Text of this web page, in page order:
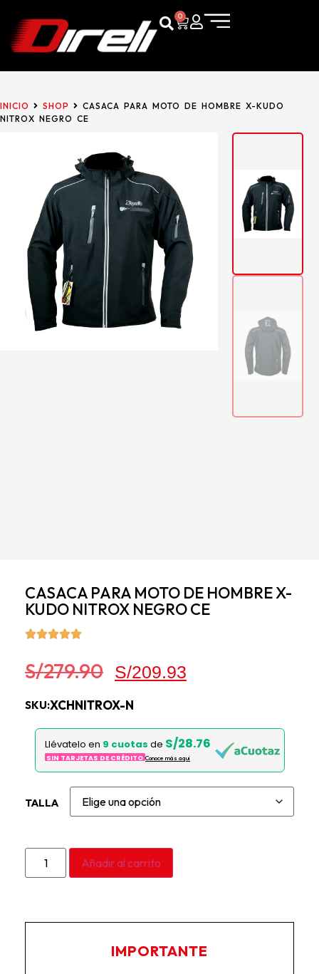
0
INICIO SHOP
CASACA PARA MOTO DE HOMBRE X-KUDO
NITROX NEGRO CE
CASACA PARA MOTO DE HOMBRE X-
KUDO NITROX NEGRO CE
S/279.90 S/209.93
SKU:XCHNITROX-N
Llévatelo en 9 cuotas de S/28.76
SIN TARJETAS DE CRÉDITO Conoce más aqui
TALLA
Añadir al carrito
IMPORTANTE